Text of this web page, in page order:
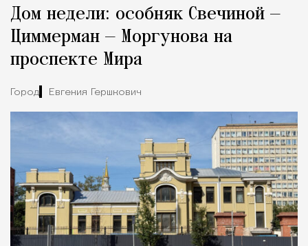
Город
Дом недели: особняк Свечиной —
Циммерман — Моргунова на
проспекте Мира
Город Евгения Гершкович